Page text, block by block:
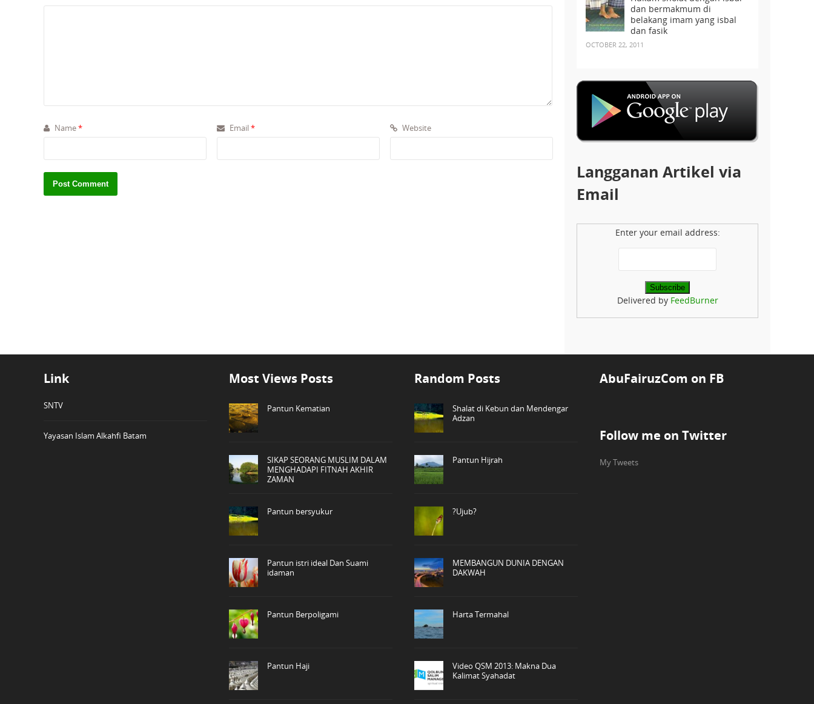
Name* Email * Website
dan bermakmum di
belakang imam yang isbal
dan fasik
OCTOBER 22, 2011
Langganan Artikel via
Email
Enter your email address:
Delivered by FeedBurner
Link
SNTV
Yayasan Islam Alkahfi Batam
Most Views Posts
Pantun Kematian
SIKAP SEORANG MUSLIM DALAM
MENGHADAPI FITNAH AKHIR
ZAMAN
Pantun bersyukur
Pantun istri ideal Dan Suami
idaman
Pantun Berpoligami
Pantun Haji
Random Posts
Shalat di Kebun dan Mendengar
Adzan
Pantun Hijrah
?Ujub?
MEMBANGUN DUNIA DENGAN
DAKWAH
Harta Termahal
Video QSM 2013: Makna Dua
Kalimat Syahadat
AbuFairuzCom on FB
Follow me on Twitter
My Tweets